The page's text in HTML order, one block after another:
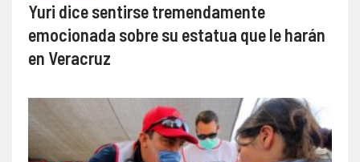
Yuri dice sentirse tremendamente
emocionada sobre su estatua que le harán
en Veracruz